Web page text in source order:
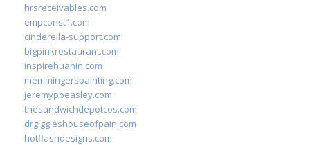
hrsreceivables.com
empconst1.com
cinderella-support.com
bigpinkrestaurant.com
inspirehuahin.com
memmingerspainting.com
jeremypbeasley.com
thesandwichdepotcos.com
drgiggleshouseofpain.com
hotflashdesigns.com